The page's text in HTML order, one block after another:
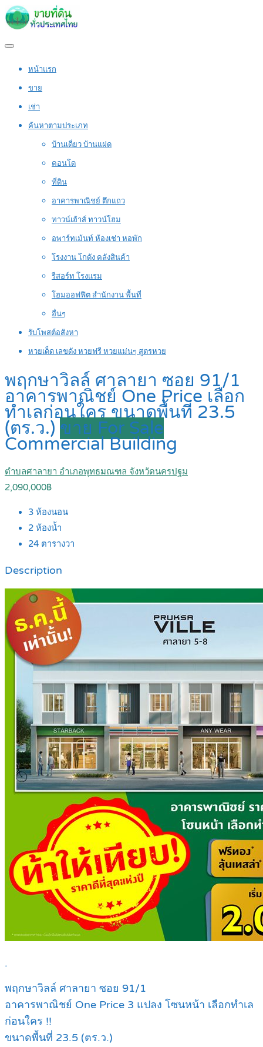
หน้าแรก
ขาย
เช่า
ค้นหาตามประเภท
บ้านเดี่ยว บ้านแฝด
คอนโด
ที่ดิน
อาคารพาณิชย์ ตึกแถว
ทาวน์เฮ้าส์ ทาวน์โฮม
อพาร์ทเม้นท์ ห้องเช่า หอพัก
โรงงาน โกดัง คลังสินค้า
รีสอร์ท โรงแรม
โฮมออฟฟิต สำนักงาน พื้นที่
อื่นๆ
รับโพสต์อสังหา
หวยเด็ด เลขดัง หวยฟรี หวยแม่นๆ สูตรหวย
พฤกษาวิลล์ ศาลายา ซอย 91/1
อาคารพาณิชย์ One Price เลือก
ทำเลก่อนใคร ขนาดพื้นที่ 23.5
(ตร.ว.) ขาย For Sale
Commercial Building
ตำบลศาลายา อำเภอพุทธมณฑล จังหวัดนครปฐม
2,090,000฿
3 ห้องนอน
2 ห้องน้ำ
24 ตารางวา
Description
.
พฤกษาวิลล์ ศาลายา ซอย 91/1
อาคารพาณิชย์ One Price 3 แปลง โซนหน้า เลือกทำเล
ก่อนใคร !!
ขนาดพื้นที่ 23.5 (ตร.ว.)